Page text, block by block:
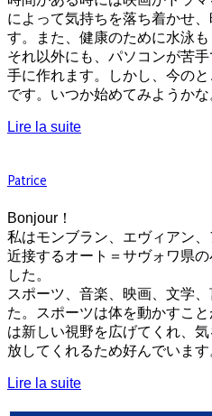
によって気持ちを落ち着かせ
す。また、健康のために水泳も
それ以外にも、パソコンが苦
手に作れます。しかし、今の
です。いつか始めてみようかな
Lire la suite
Patrice
Bonjour！
私はモンブラン、エヴィアン
近接するオート＝サヴォワ県
した。
スポーツ、音楽、映画、文学
た。スポーツは体を動かすこ
は新しい視野を広げてくれ、
放してくれるため好んでいます
Lire la suite